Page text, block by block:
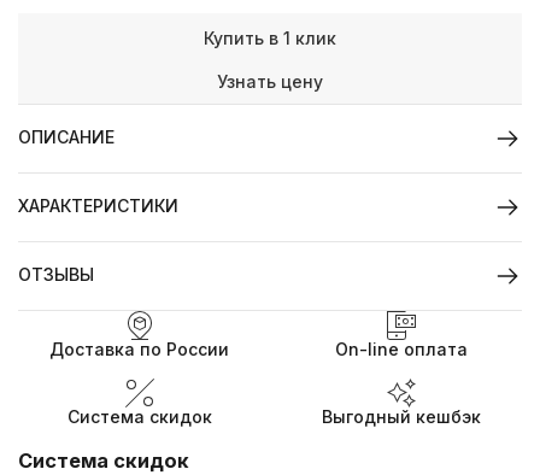
Купить в 1 клик
Узнать цену
ОПИСАНИЕ
ХАРАКТЕРИСТИКИ
ОТЗЫВЫ
Доставка по России On-line оплата
Система скидок Выгодный кешбэк
Система скидок